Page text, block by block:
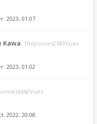
2023, 01:07
Kawa 1Réponses2183Vues
2023, 01:02
2022, 20:08